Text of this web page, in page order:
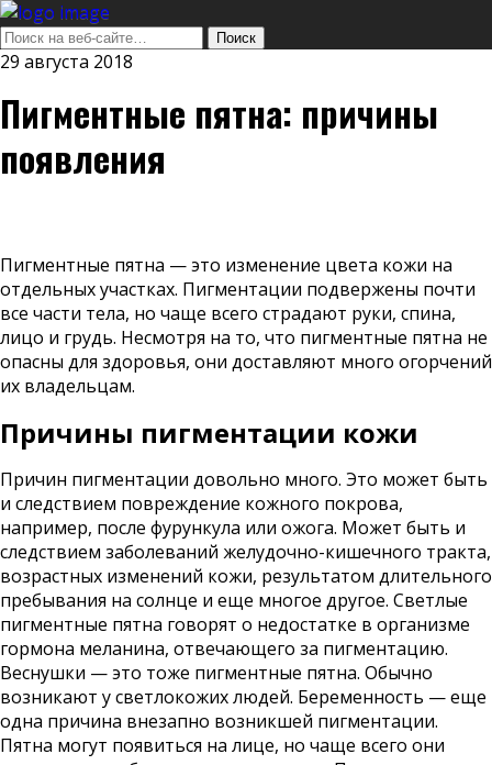
29 августа 2018
Пигментные пятна: причины
появления
Пигментные пятна — это изменение цвета кожи на
отдельных участках. Пигментации подвержены почти
все части тела, но чаще всего страдают руки, спина,
лицо и грудь. Несмотря на то, что пигментные пятна не
опасны для здоровья, они доставляют много огорчений
их владельцам.
Причины пигментации кожи
Причин пигментации довольно много. Это может быть
и следствием повреждение кожного покрова,
например, после фурункула или ожога. Может быть и
следствием заболеваний желудочно-кишечного тракта,
возрастных изменений кожи, результатом длительного
пребывания на солнце и еще многое другое. Светлые
пигментные пятна говорят о недостатке в организме
гормона меланина, отвечающего за пигментацию.
Веснушки — это тоже пигментные пятна. Обычно
возникают у светлокожих людей. Беременность — еще
одна причина внезапно возникшей пигментации.
Пятна могут появиться на лице, но чаще всего они